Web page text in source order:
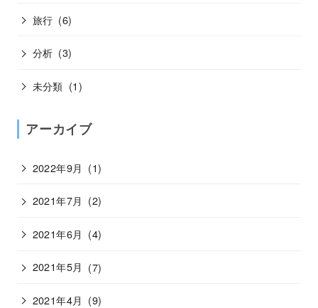
旅行 (6)
分析 (3)
未分類 (1)
アーカイブ
2022年9月 (1)
2021年7月 (2)
2021年6月 (4)
2021年5月 (7)
2021年4月 (9)